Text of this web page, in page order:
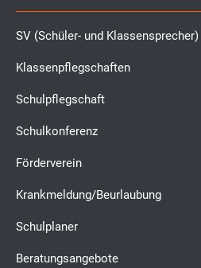
SV (Schüler- und Klassensprecher)
Klassenpflegschaften
Schulpflegschaft
Schulkonferenz
Förderverein
Krankmeldung/Beurlaubung
Schulplaner
Beratungsangebote